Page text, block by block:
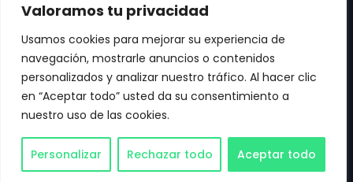
Valoramos tu privacidad
Usamos cookies para mejorar su experiencia de
navegación, mostrarle anuncios o contenidos
personalizados y analizar nuestro tráfico. Al hacer clic
en “Aceptar todo” usted da su consentimiento a
nuestro uso de las cookies.
Personalizar Rechazar todo Aceptar todo
Política de cookies
Política de privacidad
Copyright © SoloApp 2025. Todos los derechos
reservados.